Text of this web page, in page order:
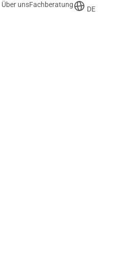
Über unsFachberatung
DE